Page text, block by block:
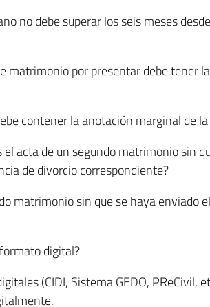
no debe superar los seis meses
matrimonio por presentar debe tener
contener la anotación marginal de
acta de un segundo matrimonio sin
de divorcio correspondiente?
matrimonio sin que se haya enviado
digital?
(CIDI, Sistema GEDO, PReCivil,